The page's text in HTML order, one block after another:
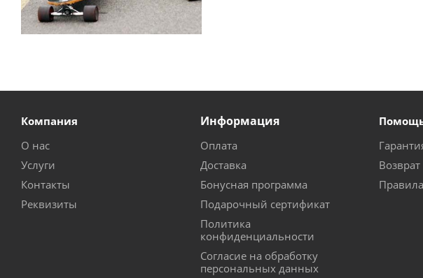
Компания
О нас
Услуги
Контакты
Реквизиты
Информация
Оплата
Доставка
Бонусная программа
Подарочный сертификат
Политика
конфиденциальности
Согласие на обработку
персональных данных
Возврат